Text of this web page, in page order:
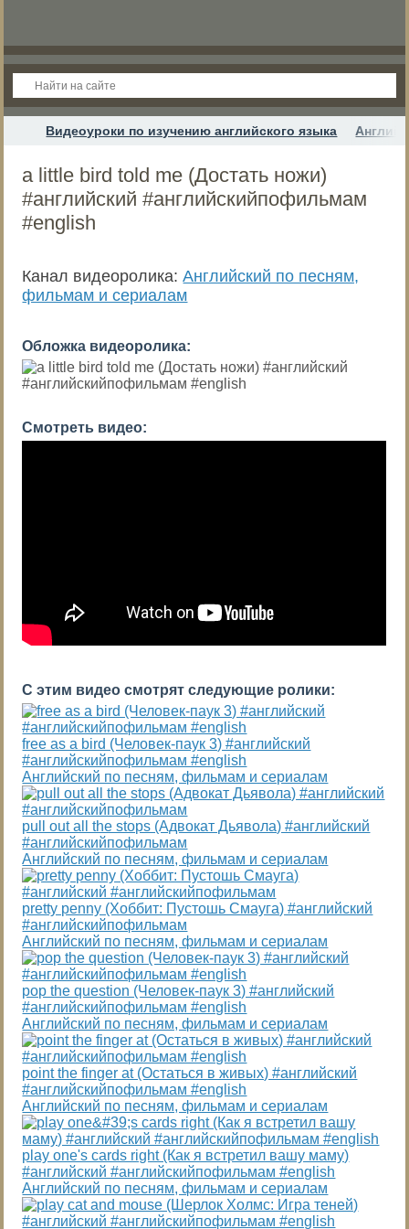
Видеоуроки по изучению английского языка
a little bird told me (Достать ножи)
#английский #английскийпофильмам
#english
Канал видеоролика:Английский по песням,
фильмам и сериалам
Обложка видеоролика:
Смотреть видео:
С этим видео смотрят следующие ролики:
free as a bird (Человек-паук 3) #английский
#английскийпофильмам #english
Английский по песням, фильмам и сериалам
pull out all the stops (Адвокат Дьявола) #английский
#английскийпофильмам
Английский по песням, фильмам и сериалам
pretty penny (Хоббит: Пустошь Смауга) #английский
#английскийпофильмам
Английский по песням, фильмам и сериалам
pop the question (Человек-паук 3) #английский
#английскийпофильмам #english
Английский по песням, фильмам и сериалам
point the finger at (Остаться в живых) #английский
#английскийпофильмам #english
Английский по песням, фильмам и сериалам
play one's cards right (Как я встретил вашу маму)
#английский #английскийпофильмам #english
Английский по песням, фильмам и сериалам